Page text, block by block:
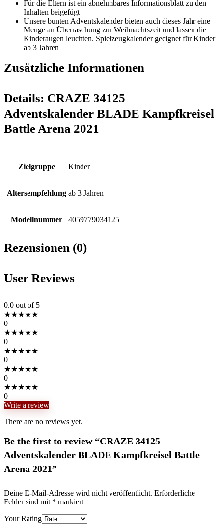
Für die Eltern ist ein abnehmbares Informationsblatt zu den
Inhalten beigefügt
Unsere bunten Adventskalender bieten auch dieses Jahr eine
Menge an Überraschung zur Weihnachtszeit und lassen die
Kinderaugen leuchten. Spielzeugkalender geeignet für Kinder
ab 3 Jahren
Zusätzliche Informationen
Details: CRAZE 34125
Adventskalender BLADE Kampfkreisel
Battle Arena 2021
Zielgruppe Kinder
Altersempfehlung ab 3 Jahren
Modellnummer 4059779034125
Rezensionen (0)
User Reviews
0.0 out of 5
★★★★★
0
★★★★★
0
★★★★★
0
★★★★★
0
★★★★★
0
Write a review
There are no reviews yet.
Be the first to review “CRAZE 34125
Adventskalender BLADE Kampfkreisel Battle
Arena 2021”
Deine E-Mail-Adresse wird nicht veröffentlicht. Erforderliche
Felder sind mit * markiert
Your Rating